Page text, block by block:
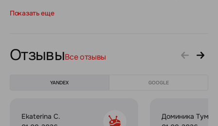
Показать еще
ОтзывыВсе отзывы
YANDEX GOOGLE
Ekaterina C.
Доминика